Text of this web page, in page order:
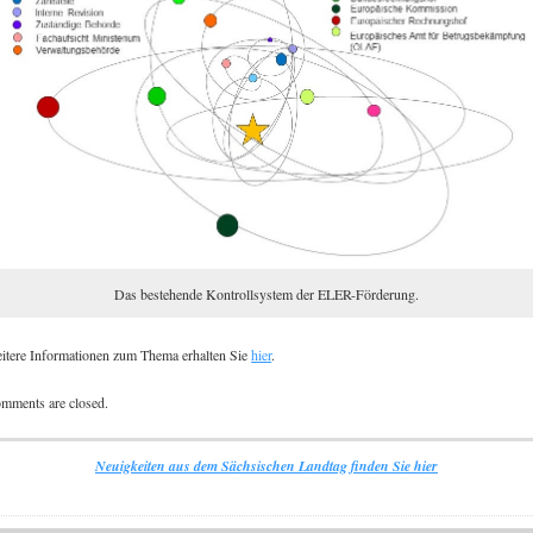
Das bestehende Kontrollsystem der ELER-Förderung.
Informationen zum Thema erhalten Siehier.
are closed.
Neuigkeiten aus dem Sächsischen Landtag finden Sie hier